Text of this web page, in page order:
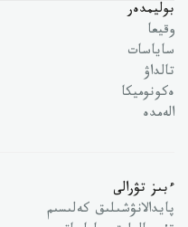
بوليمدەر
وقيعا
ساياسات
تالداۋ
ەكونوميكا
الەمدە
ءبىز تۋرالى
پايدالانۋشىلىق كەلىسىم